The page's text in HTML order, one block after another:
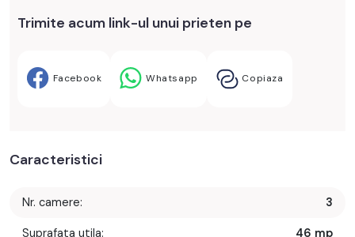
Trimite acum link-ul unui prieten pe
Facebook Whatsapp Copiaza
Caracteristici
Nr. camere: 3
Suprafata utila: 46 mp